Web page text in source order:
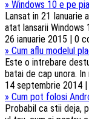
» Windows 10 e pe
Lansat in 21 Ianuarie
atat lansarii Windows
26 ianuarie 2015 | 0
» Cum aflu modelul
Este o intrebare
batai de cap unora.
14 septembrie 2014
» Cum pot folosi
Probabil ca stii deja,